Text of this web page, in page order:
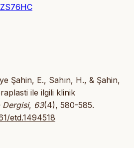
Şahin, E., Sahın, H., & Şahin,
ile ilgili klinik
Dergisi, 63(4), 580-585.
etd.1494518